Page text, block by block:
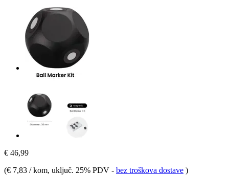
€ 46,99
(€ 7,83 / kom, uključ. 25% PDV - bez troškova dostave )